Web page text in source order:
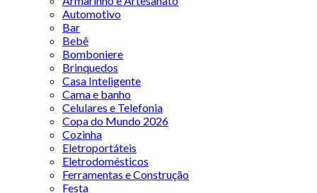
Automotivo
Bar
Bebê
Bomboniere
Brinquedos
Casa Inteligente
Cama e banho
Celulares e Telefonia
Copa do Mundo 2026
Cozinha
Eletroportáteis
Eletrodomésticos
Ferramentas e Construção
Festa